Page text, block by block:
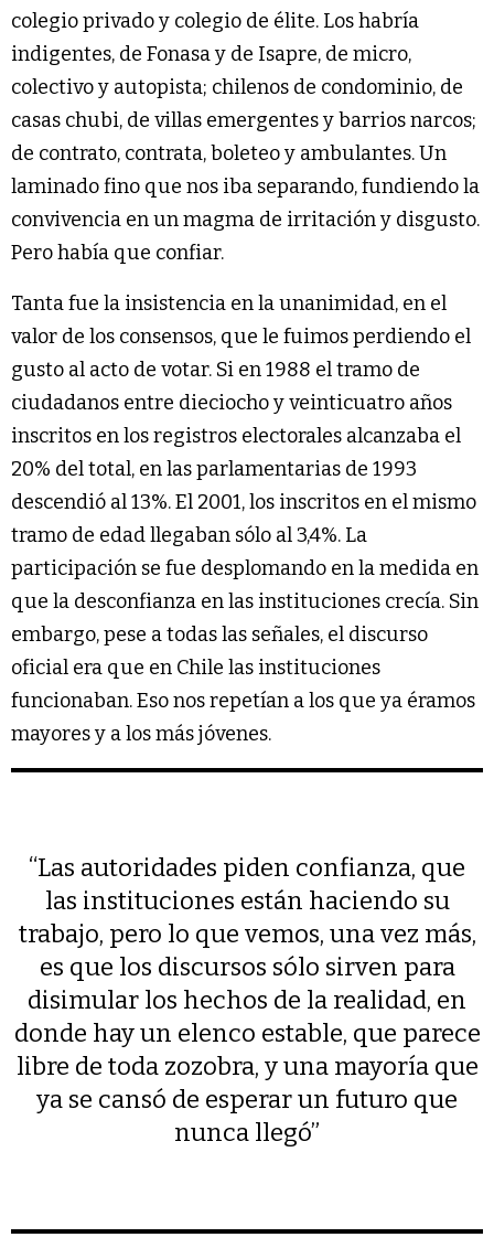
colegio privado y colegio de élite. Los habría
indigentes, de Fonasa y de Isapre, de micro,
colectivo y autopista; chilenos de condominio, de
casas chubi, de villas emergentes y barrios narcos;
de contrato, contrata, boleteo y ambulantes. Un
laminado fino que nos iba separando, fundiendo la
convivencia en un magma de irritación y disgusto.
Pero había que confiar.
Tanta fue la insistencia en la unanimidad, en el
valor de los consensos, que le fuimos perdiendo el
gusto al acto de votar. Si en 1988 el tramo de
ciudadanos entre dieciocho y veinticuatro años
inscritos en los registros electorales alcanzaba el
20% del total, en las parlamentarias de 1993
descendió al 13%. El 2001, los inscritos en el mismo
tramo de edad llegaban sólo al 3,4%. La
participación se fue desplomando en la medida en
que la desconfianza en las instituciones crecía. Sin
embargo, pese a todas las señales, el discurso
oficial era que en Chile las instituciones
funcionaban. Eso nos repetían a los que ya éramos
mayores y a los más jóvenes.
“Las autoridades piden confianza, que
las instituciones están haciendo su
trabajo, pero lo que vemos, una vez más,
es que los discursos sólo sirven para
disimular los hechos de la realidad, en
donde hay un elenco estable, que parece
libre de toda zozobra, y una mayoría que
ya se cansó de esperar un futuro que
nunca llegó”